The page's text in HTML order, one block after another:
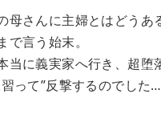
母さんに主婦とはどうあ
言う始末。
当に義実家へ行き、超堕
って”反撃するのでした